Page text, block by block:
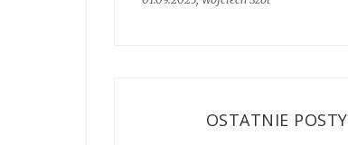
OSTATNIE POSTY